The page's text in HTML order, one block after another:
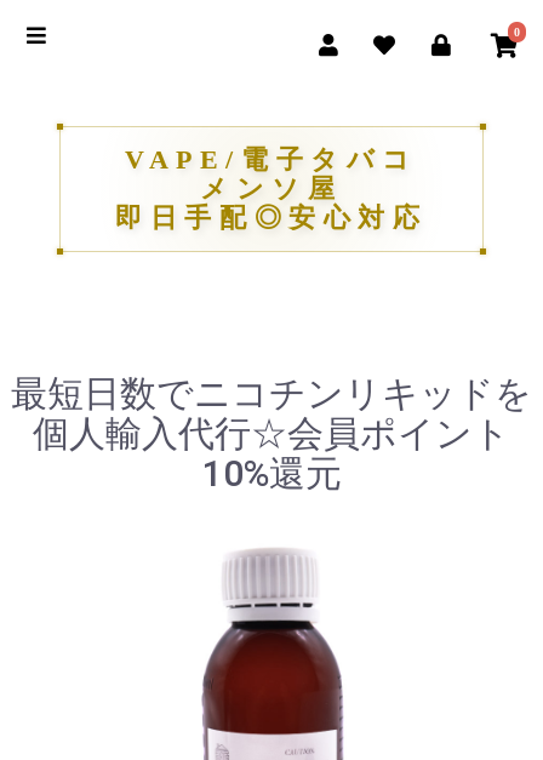
0
VAPE/電子タバコ
メンソ屋
即日手配◎安心対応
最短日数でニコチンリキッドを
個人輸入代行☆会員ポイント
10%還元